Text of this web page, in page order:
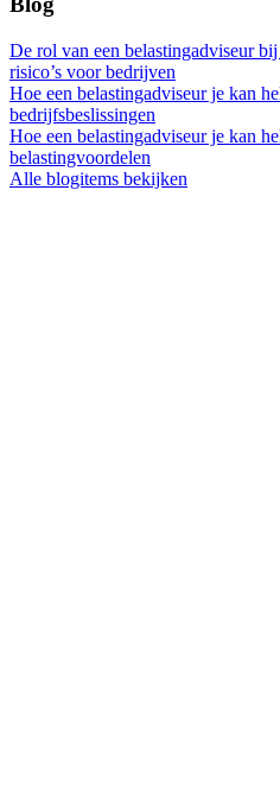
De rol van een belastingadviseur
risico’s voor bedrijven
Hoe een belastingadviseur je kan
bedrijfsbeslissingen
Hoe een belastingadviseur je kan
belastingvoordelen
Alle blogitems bekijken